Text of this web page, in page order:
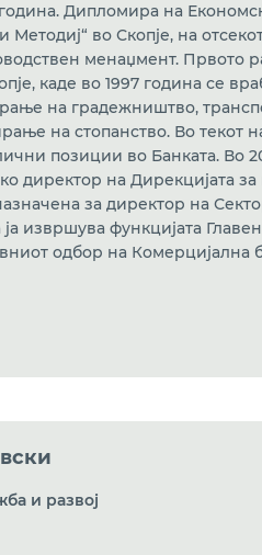
Дипломира на
во Скопје, на
менаџмент. Првото
каде во 1997 година се
на градежништво,
на стопанство. Во текот
позиции во Банката. Во
директор на Дирекцијата
за директор на
извршува функцијата
одбор на Комерцијална
и развој